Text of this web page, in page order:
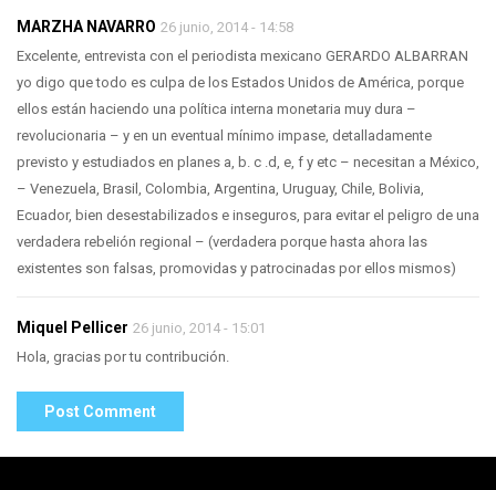
MARZHA NAVARRO 26 junio, 2014 - 14:58
Excelente, entrevista con el periodista mexicano GERARDO ALBARRAN
yo digo que todo es culpa de los Estados Unidos de América, porque
ellos están haciendo una política interna monetaria muy dura –
revolucionaria – y en un eventual mínimo impase, detalladamente
previsto y estudiados en planes a, b. c .d, e, f y etc – necesitan a México,
– Venezuela, Brasil, Colombia, Argentina, Uruguay, Chile, Bolivia,
Ecuador, bien desestabilizados e inseguros, para evitar el peligro de una
verdadera rebelión regional – (verdadera porque hasta ahora las
existentes son falsas, promovidas y patrocinadas por ellos mismos)
Miquel Pellicer 26 junio, 2014 - 15:01
Hola, gracias por tu contribución.
Post Comment